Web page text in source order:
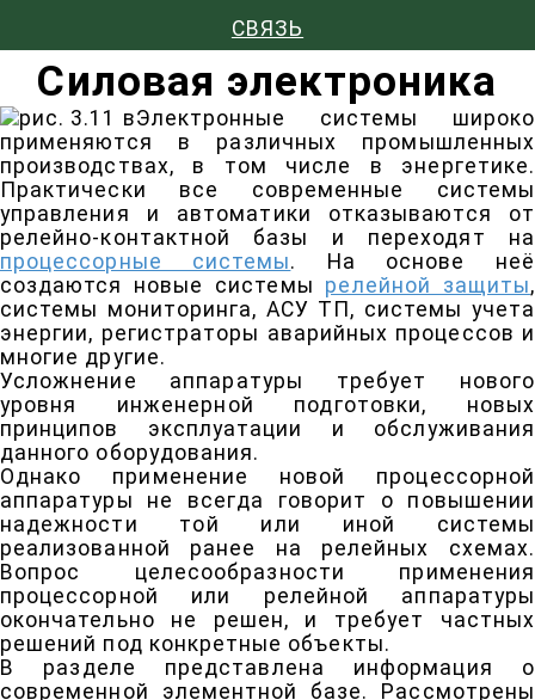
СВЯЗЬ
Силовая электроника
Электронные системы широко
применяются в различных промышленных
производствах, в том числе в энергетике.
Практически все современные системы
управления и автоматики отказываются от
релейно-контактной базы и переходят на
процессорные системы. На основе неё
создаются новые системы релейной защиты,
системы мониторинга, АСУ ТП, системы учета
энергии, регистраторы аварийных процессов и
многие другие.
Усложнение аппаратуры требует нового
уровня инженерной подготовки, новых
принципов эксплуатации и обслуживания
данного оборудования.
Однако применение новой процессорной
аппаратуры не всегда говорит о повышении
надежности той или иной системы
реализованной ранее на релейных схемах.
Вопрос целесообразности применения
процессорной или релейной аппаратуры
окончательно не решен, и требует частных
решений под конкретные объекты.
В разделе представлена информация о
современной элементной базе. Рассмотрены